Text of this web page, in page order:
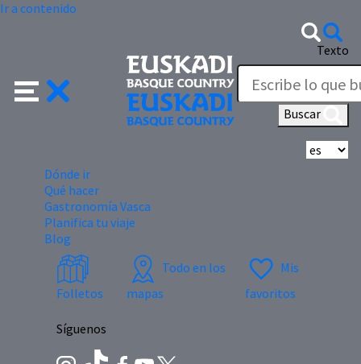
Ir a contenido
Texto
Buscar
Dónde ir
Qué hacer
Gastronomía Vasca
Planifica tu viaje
Blog
Folletos
Todo en los
mapas
Mis
favoritos
Síguenos